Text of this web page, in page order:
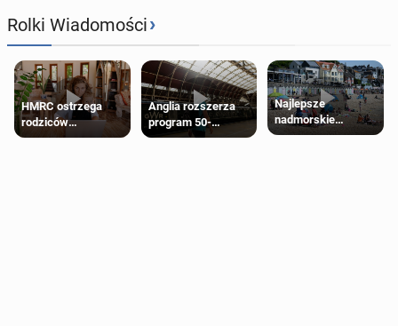
Rolki Wiadomości›
HMRC ostrzega
rodziców
pobierających Child
Anglia rozszerza
program 50-
procentowych
Najlepsze
nadmorskie
miasteczko blisko